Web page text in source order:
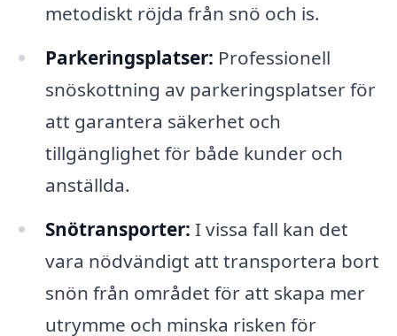
metodiskt röjda från snö och is.
Parkeringsplatser: Professionell
snöskottning av parkeringsplatser för
att garantera säkerhet och
tillgänglighet för både kunder och
anställda.
Snötransporter: I vissa fall kan det
vara nödvändigt att transportera bort
snön från området för att skapa mer
utrymme och minska risken för